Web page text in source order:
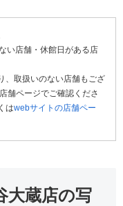
い店舗・休館日がある店
、取扱いのない店舗もござ
舗ページでご確認くださ
はwebサイトの店舗ペー
大蔵店の写